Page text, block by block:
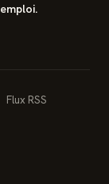
Flux RSS